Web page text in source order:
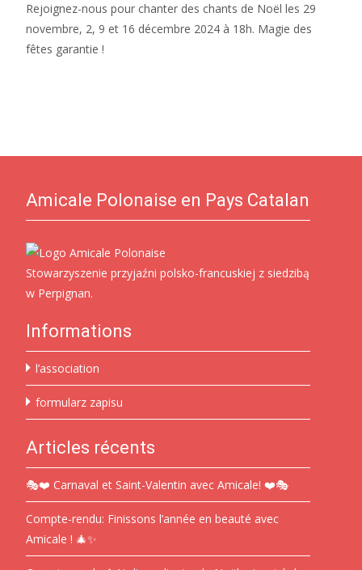
Rejoignez-nous pour chanter des chants de Noël les 29
novembre, 2, 9 et 16 décembre 2024 à 18h. Magie des
fêtes garantie !
Amicale Polonaise en Pays Catalan
Stowarzyszenie przyjaźni polsko-francuskiej z siedzibą
w Perpignan.
Informations
l’association
formularz zapisu
Articles récents
🎭❤️ Carnaval et Saint-Valentin avec Amicale! ❤️🎭
Compte-rendu: Finissons l’année en beauté avec
Amicale ! 🎄✨